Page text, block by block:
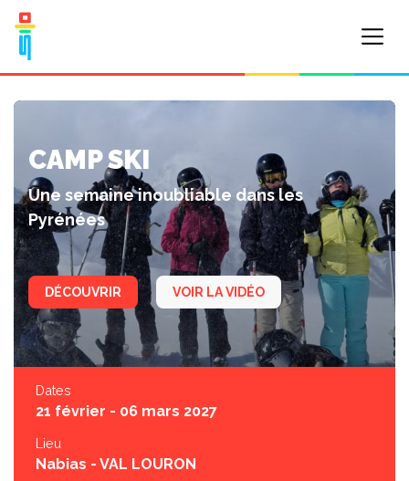
CAMP SKI
Une semaine inoubliable dans les
Pyrénées
DÉCOUVRIR VOIR LA VIDÉO
Dates
21 février - 06 mars 2027
Lieu
Nabias - VAL LOURON